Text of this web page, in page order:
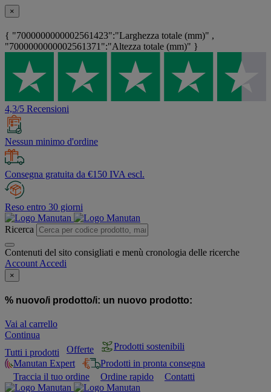
×
{ "7000000000002561423":"Larghezza totale (mm)" ,
"7000000000002561371":"Altezza totale (mm)" }
4,3/5 Recensioni
Nessun minimo d'ordine
Consegna gratuita da €150 IVA escl.
Reso entro 30 giorni
Ricerca
Contenuti del sito consigliati e menù cronologia delle ricerche
Account Accedi
×
% nuovo/i prodotto/i: un nuovo prodotto:
Vai al carrello
Continua
Tutti i prodotti
Offerte
Prodotti sostenibili
Manutan Expert
Prodotti in pronta consegna
Traccia il tuo ordine
Ordine rapido Contatti